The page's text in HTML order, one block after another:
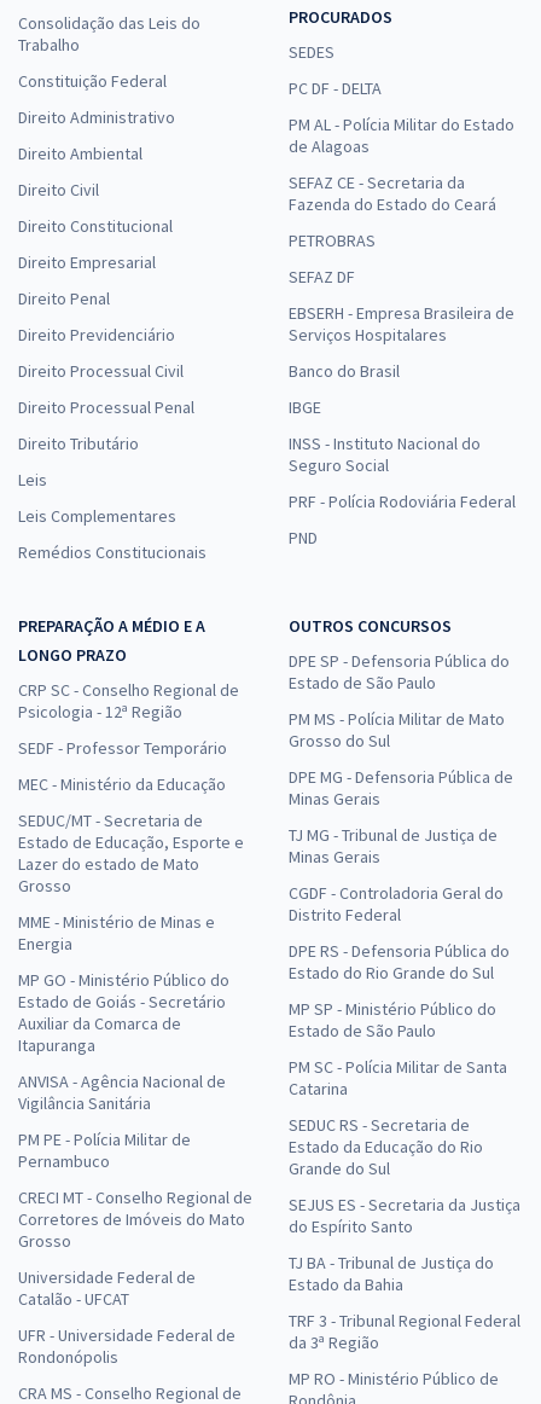
Consolidação das Leis do
Trabalho
Constituição Federal
Direito Administrativo
Direito Ambiental
Direito Civil
Direito Constitucional
Direito Empresarial
Direito Penal
Direito Previdenciário
Direito Processual Civil
Direito Processual Penal
Direito Tributário
Leis
Leis Complementares
Remédios Constitucionais
PROCURADOS
SEDES
PC DF - DELTA
PM AL - Polícia Militar do Estado
de Alagoas
SEFAZ CE - Secretaria da
Fazenda do Estado do Ceará
PETROBRAS
SEFAZ DF
EBSERH - Empresa Brasileira de
Serviços Hospitalares
Banco do Brasil
IBGE
INSS - Instituto Nacional do
Seguro Social
PRF - Polícia Rodoviária Federal
PND
PREPARAÇÃO A MÉDIO E A
LONGO PRAZO
CRP SC - Conselho Regional de
Psicologia - 12ª Região
SEDF - Professor Temporário
MEC - Ministério da Educação
SEDUC/MT - Secretaria de
Estado de Educação, Esporte e
Lazer do estado de Mato
Grosso
MME - Ministério de Minas e
Energia
MP GO - Ministério Público do
Estado de Goiás - Secretário
Auxiliar da Comarca de
Itapuranga
ANVISA - Agência Nacional de
Vigilância Sanitária
PM PE - Polícia Militar de
Pernambuco
CRECI MT - Conselho Regional de
Corretores de Imóveis do Mato
Grosso
Universidade Federal de
Catalão - UFCAT
UFR - Universidade Federal de
Rondonópolis
CRA MS - Conselho Regional de
OUTROS CONCURSOS
DPE SP - Defensoria Pública do
Estado de São Paulo
PM MS - Polícia Militar de Mato
Grosso do Sul
DPE MG - Defensoria Pública de
Minas Gerais
TJ MG - Tribunal de Justiça de
Minas Gerais
CGDF - Controladoria Geral do
Distrito Federal
DPE RS - Defensoria Pública do
Estado do Rio Grande do Sul
MP SP - Ministério Público do
Estado de São Paulo
PM SC - Polícia Militar de Santa
Catarina
SEDUC RS - Secretaria de
Estado da Educação do Rio
Grande do Sul
SEJUS ES - Secretaria da Justiça
do Espírito Santo
TJ BA - Tribunal de Justiça do
Estado da Bahia
TRF 3 - Tribunal Regional Federal
da 3ª Região
MP RO - Ministério Público de